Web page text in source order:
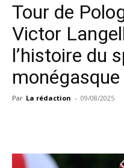
Tour de
Victor
l’histoire du
monégasque
Par La rédaction - 09/08/2025